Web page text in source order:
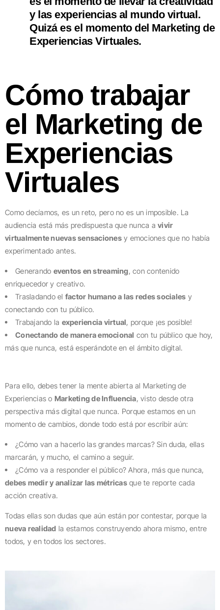
y las experiencias al mundo virtual.
Quizá es el momento del Marketing de
Experiencias Virtuales.
Cómo trabajar
el Marketing de
Experiencias
Virtuales
Como decíamos, es un reto, pero no es un imposible. La
audiencia está más predispuesta que nunca a vivir
virtualmente nuevas sensacionesy emociones que no había
experimentado antes.
Generando eventos en streaming, con contenido
enriquecedor y creativo.
Trasladando el factor humano a las redes sociales y
conectando con tu público.
Trabajando la experiencia virtual, porque ¡es posible!
Conectando de manera emocional con tu público que hoy,
más que nunca, está esperándote en el ámbito digital.
Para ello, debes tener la mente abierta al Marketing de
Experiencias o Marketing de Influencia, visto desde otra
perspectiva más digital que nunca. Porque estamos en un
momento de cambios, donde todo está por escribir aún:
¿Cómo van a hacerlo las grandes marcas? Sin duda, ellas
marcarán, y mucho, el camino a seguir.
¿Cómo va a responder el público? Ahora, más que nunca,
debes medir y analizar las métricasque te reporte cada
acción creativa.
Todas ellas son dudas que aún están por contestar, porque la
nueva realidad la estamos construyendo ahora mismo, entre
todos, y en todos los sectores.